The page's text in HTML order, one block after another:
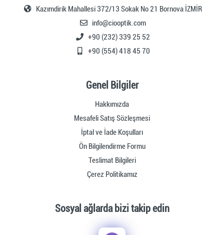
Kazımdirik Mahallesi 372/13 Sokak No 21 Bornova İZMİR
info@ciooptik.com
+90 (232) 339 25 52
+90 (554) 418 45 70
Genel Bilgiler
Hakkımızda
Mesafeli Satış Sözleşmesi
İptal ve İade Koşulları
Ön Bilgilendirme Formu
Teslimat Bilgileri
Çerez Politikamız
Sosyal ağlarda bizi takip edin